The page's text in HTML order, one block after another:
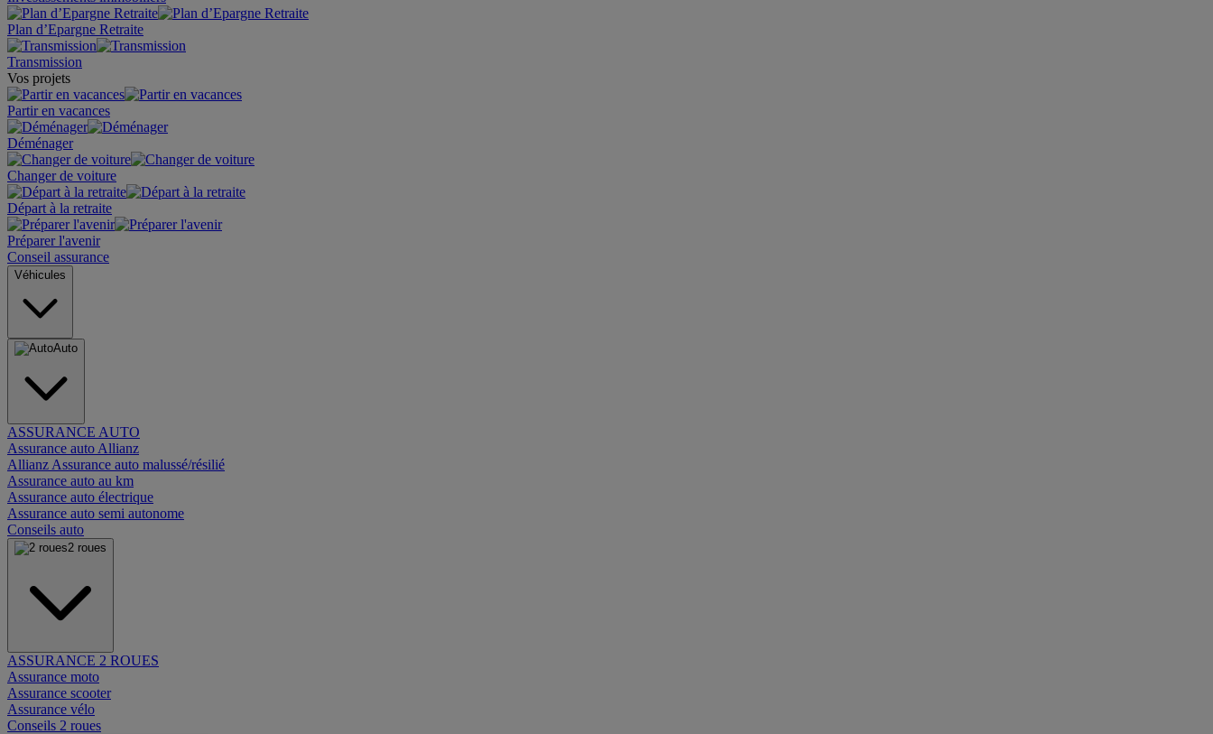
Plan d’Epargne Retraite
Transmission
Vos projets
Partir en vacances
Déménager
Changer de voiture
Départ à la retraite
Préparer l'avenir
Conseil assurance
Véhicules
Auto
ASSURANCE AUTO
Assurance auto Allianz
Allianz Assurance auto malussé/résilié
Assurance auto au km
Assurance auto électrique
Assurance auto semi autonome
Conseils auto
2 roues
ASSURANCE 2 ROUES
Assurance moto
Assurance scooter
Assurance vélo
Conseils 2 roues